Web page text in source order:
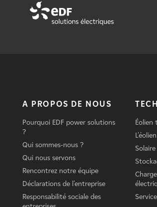
A PROPOS DE NOUS
Pourquoi EDF power solutions
?
Qui sommes-nous ?
Qui nous servons
Rencontrez notre équipe
Déclarations de l'entreprise
Responsabilité sociale des
Éolien
Solaire